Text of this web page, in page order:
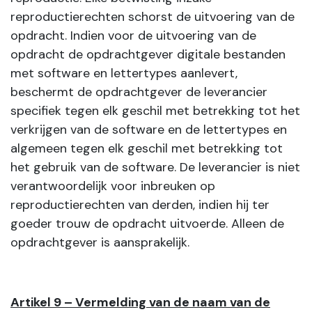
reproductierechten schorst de uitvoering van de
opdracht. Indien voor de uitvoering van de
opdracht de opdrachtgever digitale bestanden
met software en lettertypes aanlevert,
beschermt de opdrachtgever de leverancier
specifiek tegen elk geschil met betrekking tot het
verkrijgen van de software en de lettertypes en
algemeen tegen elk geschil met betrekking tot
het gebruik van de software. De leverancier is niet
verantwoordelijk voor inbreuken op
reproductierechten van derden, indien hij ter
goeder trouw de opdracht uitvoerde. Alleen de
opdrachtgever is aansprakelijk.
Artikel 9 – Vermelding van de naam van de